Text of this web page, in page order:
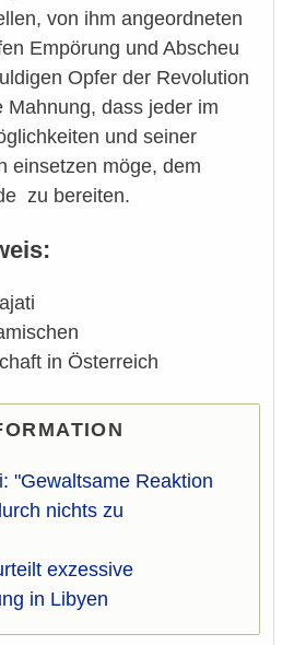
von ihm angeordneten
Empörung und Abscheu
Opfer der Revolution
Mahnung, dass jeder im
und seiner
einsetzen möge, dem
zu bereiten.
in Österreich
"Gewaltsame Reaktion
nichts zu
exzessive
in Libyen